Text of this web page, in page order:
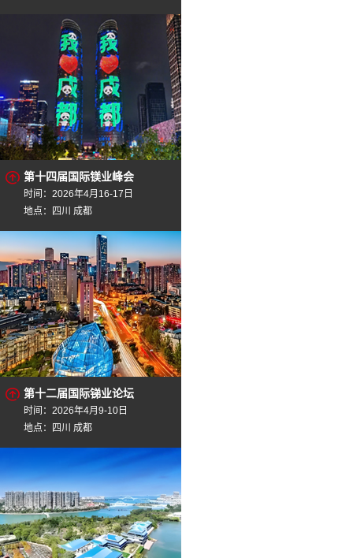
第十四届国际镁业峰会
时间：2026年4月16-17日
地点：四川 成都
第十二届国际锑业论坛
时间：2026年4月9-10日
地点：四川 成都